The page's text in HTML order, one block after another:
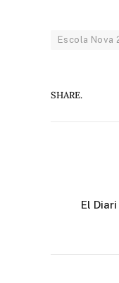
Escola Nova
SHARE.
El